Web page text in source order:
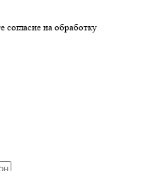
на обработку